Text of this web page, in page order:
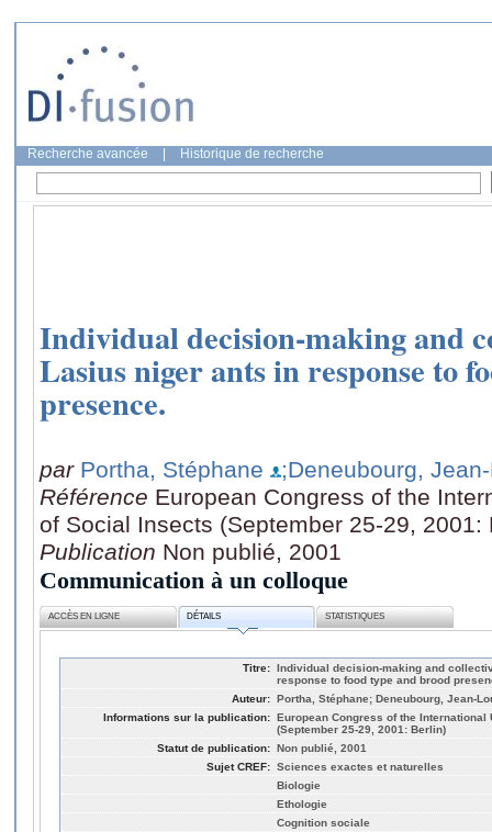
Recherche avancée Historique de recherche
Individual decision-making and
Lasius niger ants in response to
presence.
par Portha, Stéphane
;Deneubourg,
Référence European Congress of the
of Social Insects (September 25-29, 2001:
Publication Non publié, 2001
Communication à un colloque
ACCÈS EN LIGNE DÉTAILS STATISTIQUES
Titre: Individual decision-making and
response to food type and brood
Auteur: Portha, Stéphane; Deneubourg, Jean-
Informations sur la publication: European Congress of the
(September 25-29, 2001: Berlin)
Statut de publication: Non publié, 2001
Sujet CREF: Sciences exactes et naturelles
Biologie
Ethologie
Cognition sociale